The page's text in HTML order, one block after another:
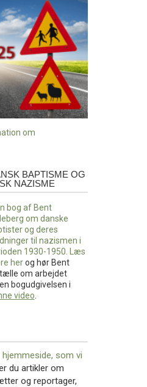
om
BAPTISME OG
NAZISME
bog af Bent
om danske
og deres
til nazismen i
1930-1950. Læs
herog hør Bent
om arbejdet
bogudgivelsen i
video.
hjemmeside, som vi
du artikler om
og reportager,